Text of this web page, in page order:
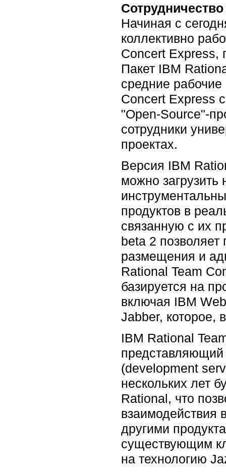
Начиная с
коллективно
Concert Express,
Пакет IBM
средние
Concert Express
"Open-Source"-
сотрудники
проектах.
Версия IBM
можно
продуктов в
связанную с их
beta 2
размещения и
Rational Team
базируется на
включая IBM
Jabber, которое,
IBM Rational
представляющий
(development
нескольких лет
Rational, что
взаимодействия
другими
существующим
на технологию